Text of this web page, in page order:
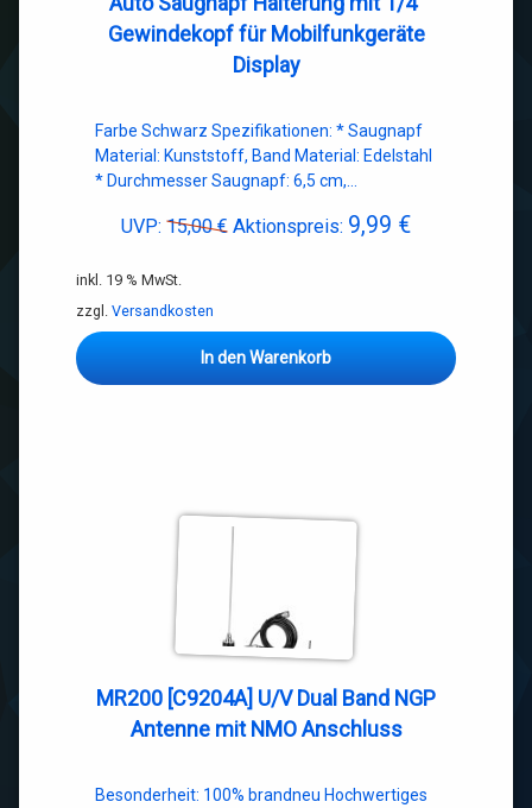
Gewindekopf für Mobilfunkgeräte
Display
Farbe Schwarz Spezifikationen: * Saugnapf
Material: Kunststoff, Band Material: Edelstahl
* Durchmesser Saugnapf: 6,5 cm,…
UVP: 15,00€ Ursprünglicher
Aktionspreis: 9,99 €Aktueller
inkl. 19 % MwSt.
zzgl. Versandkosten
In den Warenkorb
MR200 [C9204A] U/V Dual Band NGP
Antenne mit NMO Anschluss
Besonderheit: 100% brandneu Hochwertiges